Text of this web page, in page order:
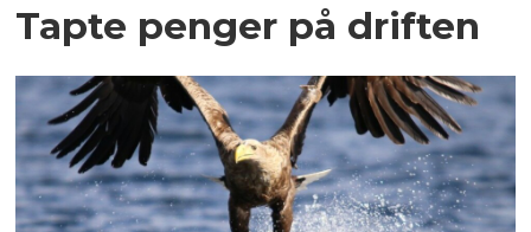
Tapte penger på driften